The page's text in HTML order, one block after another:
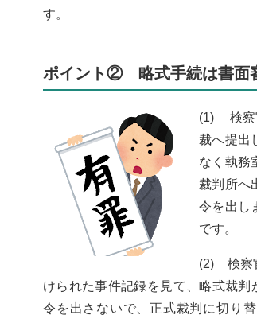
す。
ポイント② 略式手続は書面
(1) 検察
裁へ提出
なく執務
裁判所へ
令を出し
です。
(2) 検察
けられた事件記録を見て、略式裁
令を出さないで、正式裁判に切り